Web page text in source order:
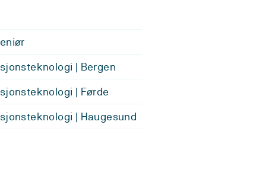
| Bergen
| Førde
| Haugesund